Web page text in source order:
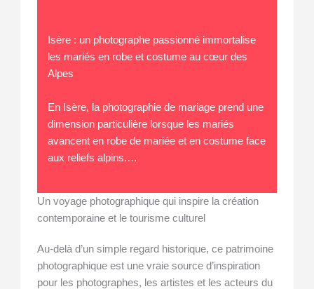
Isère : un photographe passionné immortalise
les mariés en robe et costume au cœur des
Alpes
En Isère, la photographie de mariage prend une
dimension particulière lorsque les mariés
avancent en robe de mariée et en costume face
aux reliefs alpins.…
Un voyage photographique qui inspire la création
contemporaine et le tourisme culturel
Au-delà d’un simple regard historique, ce patrimoine
photographique est une vraie source d’inspiration
pour les photographes, les artistes et les acteurs du